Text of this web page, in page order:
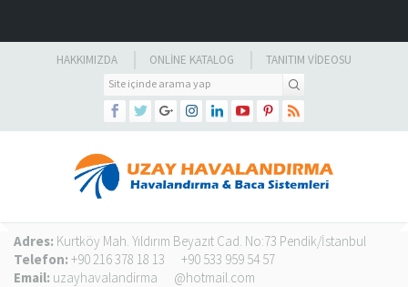
HAKKIMIZDA ONLINE KATALOG TANITIM VIDEOSU
Adres: Kurtköy Mah. Yıldırım Beyazıt Cad. No:73 Pendik/İstanbul
Telefon: +90 216 378 18 13
+90 533 959 54 57
Email: uzayhavalandirma @hotmail.com